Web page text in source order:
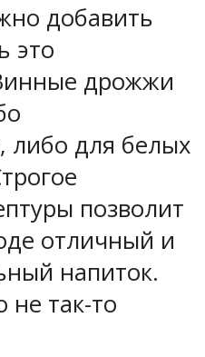
добавить
это
дрожжи
либо для белых
позволит
отличный и
напиток.
не так-то